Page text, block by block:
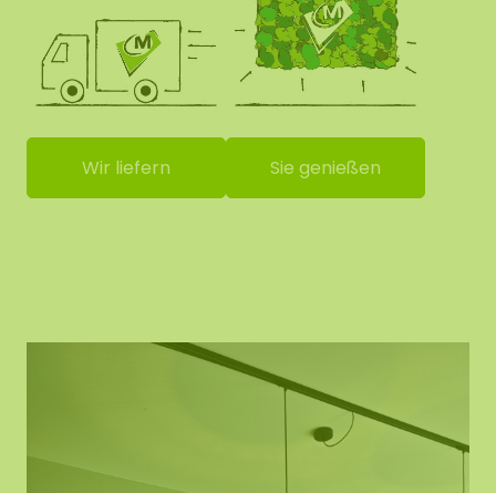
Wir liefern Sie genießen